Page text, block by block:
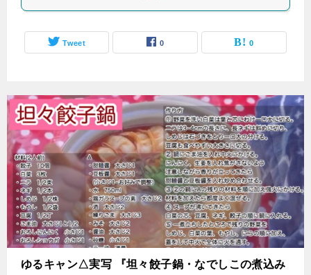
Tweet 0 0
ゆるキャン△実写 『坦々餃子鍋・なでしこの煮込み